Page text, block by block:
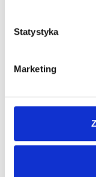
Statystyka
Marketing